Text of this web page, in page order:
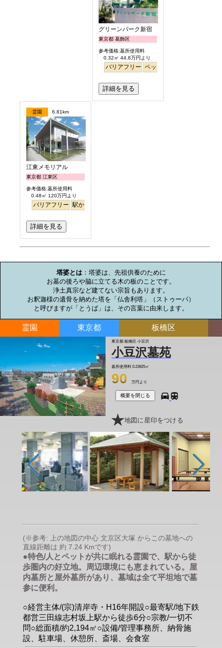
グリーンパーク新宿
東京都 葛飾区
参考価格:墓所使用料
0.32㎡ 44.8万円より
バリアフリー ペット
詳細を見る
霊園 6.81km
江東メモリアル
東京都 江東区
参考価格:墓所使用料
0.48㎡ 120万円より
バリアフリー 駅から徒歩
詳細を見る
塔婆とは：塔婆は、先祖供養のために
お墓の後ろや脇に立てる木の板のことです。
浄土真宗など建てない宗旨もあります。
お釈迦様の遺骨を納めた塔を「仏舎利塔」（ストゥーパ）
と呼びますが「とうば」は、その言葉に由来します。
霊園 東京都 板橋区
東京都 板橋区 小豆沢
小豆沢墓苑
墓所使用料 0.23925㎡
90 万円より
概要を閉じる
地図に星印をつける
(※参考: 上の地図の中心 文京区大塚 からこの墓地への
直線距離は 約 7.24 Kmです)
●特色/人とペットが共に眠れる霊園で、駅から徒
歩圏内の好立地。周辺環境にも恵まれている。屋
内墓所と屋外墓所があり、墓域は全て平坦地で墓
参に便利。
○経営主体/(宗)清岸寺・H16年開設○最寄駅/地下鉄
都営三田線志村坂上駅から徒歩6分○宗教/一切不
問○総面積/約2,194㎡○設備/管理事務所、納骨施
設、駐車場、休憩所、斎場、会食室